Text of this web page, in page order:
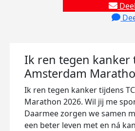
Ik ren tegen kanker
Amsterdam
Ik ren tegen kanker tijdens
Marathon 2026. Wil jij me
Daarmee zorgen we samen
een beter leven met en ná